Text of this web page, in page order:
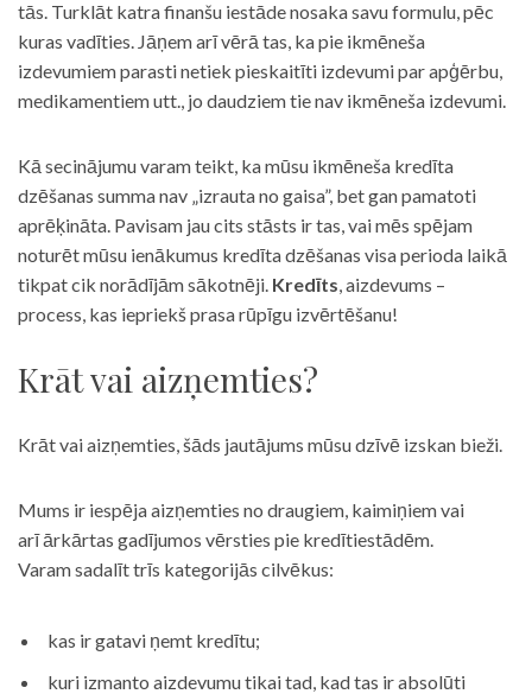
tās. Turklāt katra finanšu iestāde nosaka savu formulu, pēc
kuras vadīties. Jāņem arī vērā tas, ka pie ikmēneša
izdevumiem parasti netiek pieskaitīti izdevumi par apģērbu,
medikamentiem utt., jo daudziem tie nav ikmēneša izdevumi.
Kā secinājumu varam teikt, ka mūsu ikmēneša kredīta
dzēšanas summa nav „izrauta no gaisa”, bet gan pamatoti
aprēķināta. Pavisam jau cits stāsts ir tas, vai mēs spējam
noturēt mūsu ienākumus kredīta dzēšanas visa perioda laikā
tikpat cik norādījām sākotnēji. Kredīts, aizdevums –
process, kas iepriekš prasa rūpīgu izvērtēšanu!
Krāt vai aizņemties?
Krāt vai aizņemties, šāds jautājums mūsu dzīvē izskan bieži.
Mums ir iespēja aizņemties no draugiem, kaimiņiem vai
arī ārkārtas gadījumos vērsties pie kredītiestādēm.
Varam sadalīt trīs kategorijās cilvēkus:
kas ir gatavi ņemt kredītu;
kuri izmanto aizdevumu tikai tad, kad tas ir absolūti